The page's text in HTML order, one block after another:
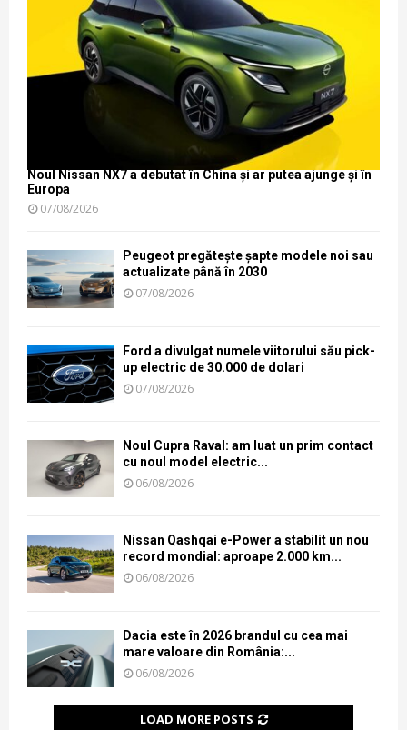
Noul Nissan NX7 a debutat în China și ar putea ajunge și în
Europa
07/08/2026
Peugeot pregătește șapte modele noi sau
actualizate până în 2030
07/08/2026
Ford a divulgat numele viitorului său pick-
up electric de 30.000 de dolari
07/08/2026
Noul Cupra Raval: am luat un prim contact
cu noul model electric...
06/08/2026
Nissan Qashqai e-Power a stabilit un nou
record mondial: aproape 2.000 km...
06/08/2026
Dacia este în 2026 brandul cu cea mai
mare valoare din România:...
06/08/2026
LOAD MORE POSTS